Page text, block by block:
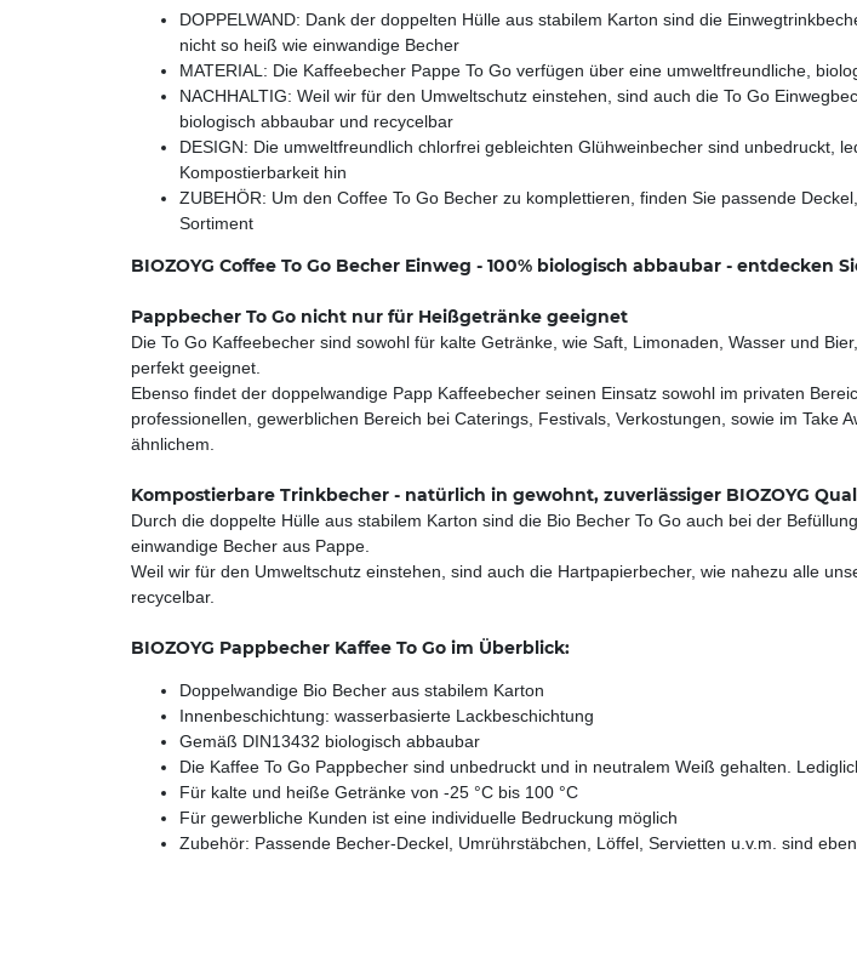
DOPPELWAND: Dank der doppelten Hülle aus stabilem Karton sind die
nicht so heiß wie einwandige Becher
MATERIAL: Die Kaffeebecher Pappe To Go verfügen über eine umweltfreundliche,
NACHHALTIG: Weil wir für den Umweltschutz einstehen, sind auch die To Go
biologisch abbaubar und recycelbar
DESIGN: Die umweltfreundlich chlorfrei gebleichten Glühweinbecher sind unbedruckt,
Kompostierbarkeit hin
ZUBEHÖR: Um den Coffee To Go Becher zu komplettieren, finden Sie passende
Sortiment
BIOZOYG Coffee To Go Becher Einweg - 100% biologisch abbaubar -
Pappbecher To Go nicht nur für Heißgetränke geeignet
Die To Go Kaffeebecher sind sowohl für kalte Getränke, wie Saft, Limonaden, Wasser und
perfekt geeignet.
Ebenso findet der doppelwandige Papp Kaffeebecher seinen Einsatz sowohl im privaten
professionellen, gewerblichen Bereich bei Caterings, Festivals, Verkostungen, sowie im Take
ähnlichem.
Kompostierbare Trinkbecher - natürlich in gewohnt, zuverlässiger BIOZOYG
Durch die doppelte Hülle aus stabilem Karton sind die Bio Becher To Go auch bei der
einwandige Becher aus Pappe.
Weil wir für den Umweltschutz einstehen, sind auch die Hartpapierbecher, wie nahezu alle
recycelbar.
BIOZOYG Pappbecher Kaffee To Go im Überblick:
Doppelwandige Bio Becher aus stabilem Karton
Innenbeschichtung: wasserbasierte Lackbeschichtung
Gemäß DIN13432 biologisch abbaubar
Die Kaffee To Go Pappbecher sind unbedruckt und in neutralem Weiß gehalten.
Für kalte und heiße Getränke von -25 °C bis 100 °C
Für gewerbliche Kunden ist eine individuelle Bedruckung möglich
Zubehör: Passende Becher-Deckel, Umrührstäbchen, Löffel, Servietten u.v.m. sind